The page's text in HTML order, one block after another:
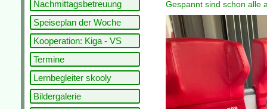
Nachmittagsbetreuung
Speiseplan der Woche
Kooperation: Kiga - VS
Termine
Lernbegleiter skooly
Bildergalerie
Gespannt sind schon alle